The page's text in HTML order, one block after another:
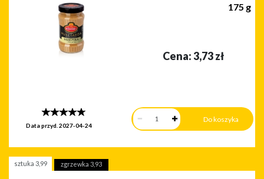
175 g
Cena:3,73 zł
Data przyd. 2027-04-24
sztuka 3,99 zgrzewka 3,93